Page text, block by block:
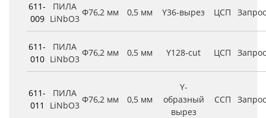
611-
009
ПИЛА
LiNbO3
Φ76,2 мм 0,5 мм Y36-вырез ЦСП
611-
010
ПИЛА
LiNbO3
Φ76,2 мм 0,5 мм Y128-cut ЦСП
611-
011
ПИЛА
LiNbO3
Φ76,2 мм 0,5 мм
Y-
образный
вырез
ССП